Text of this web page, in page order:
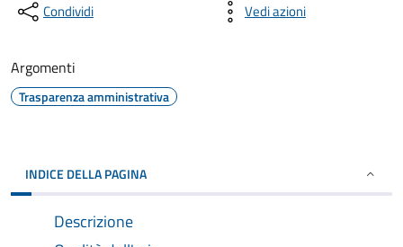
Condividi Vedi azioni
Argomenti
Trasparenza amministrativa
INDICE DELLA PAGINA
Descrizione